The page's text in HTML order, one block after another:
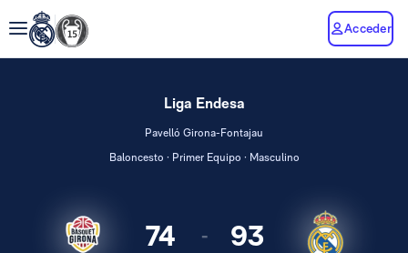
Acceder
Liga Endesa
Pavelló Girona-Fontajau
Baloncesto · Primer Equipo · Masculino
74 - 93